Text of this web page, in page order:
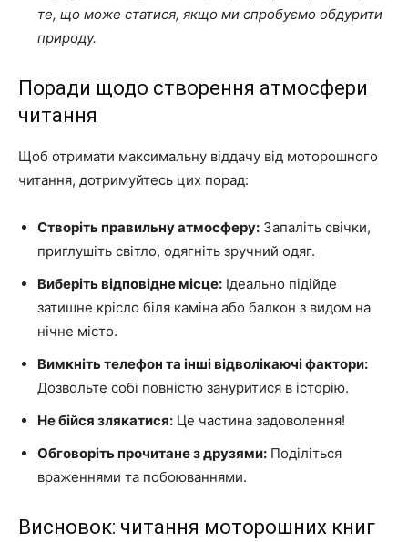
те, що може статися, якщо ми спробуємо обдурити
природу.
Поради щодо створення атмосфери
читання
Щоб отримати максимальну віддачу від моторошного
читання, дотримуйтесь цих порад:
Створіть правильну атмосферу: Запаліть свічки,
приглушіть світло, одягніть зручний одяг.
Виберіть відповідне місце: Ідеально підійде
затишне крісло біля каміна або балкон з видом на
нічне місто.
Вимкніть телефон та інші відволікаючі фактори:
Дозвольте собі повністю зануритися в історію.
Не бійся злякатися: Це частина задоволення!
Обговоріть прочитане з друзями: Поділіться
враженнями та побоюваннями.
Висновок: читання моторошних книг